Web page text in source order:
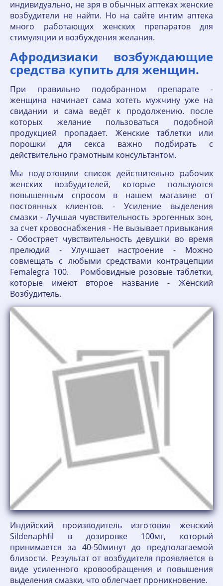
индивидуально, не зря в обычных аптеках женские
возбудители не найти. Но на сайте интим аптека
много работающих женских препаратов для
стимуляции и возбуждения желания.
Афродизиаки возбуждающие
средства купить для женщин.
При правильно подобранном препарате -
женщина начинает сама хотеть мужчину уже на
свидании и сама ведёт к продолжению. после
которых желание пользоваться подобной
продукцией пропадает. Женские таблетки или
порошки для секса важно подбирать с
действительно грамотным консультантом.
Мы подготовили список действительно рабочих
женских возбудителей, которые пользуются
повышенным спросом в нашем магазине от
постоянных клиентов. - Усиление выделения
смазки - Лучшая чувствительность эрогенных зон,
за счет кровоснабжения - Не вызывает привыкания
- Обостряет чувствительность девушки во время
прелюдий - Улучшает настроение - Можно
совмещать с любыми средствами контрацепции
Femalegra 100. Ромбовидные розовые таблетки,
которые имеют второе название - Женский
Возбудитель.
Индийский производитель изготовил женский
Sildenaphfil в дозировке 100мг, который
принимается за 40-50минут до предполагаемой
близости. Результат от возбудителя проявляется в
виде усиленного кровообращения и повышения
выделения смазки, что облегчает проникновение.